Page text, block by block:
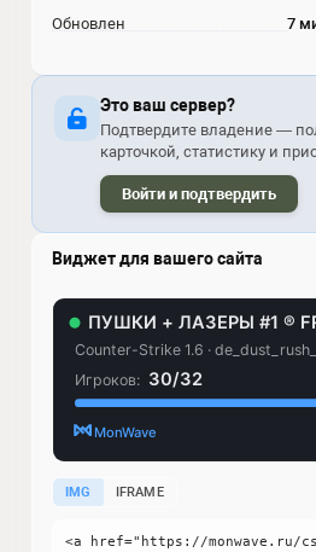
Обновлен 7
Это ваш сервер?
Подтвердите владение —
карточкой, статистику и
Войти и подтвердить
Виджет для вашего сайта
IMG IFRAME